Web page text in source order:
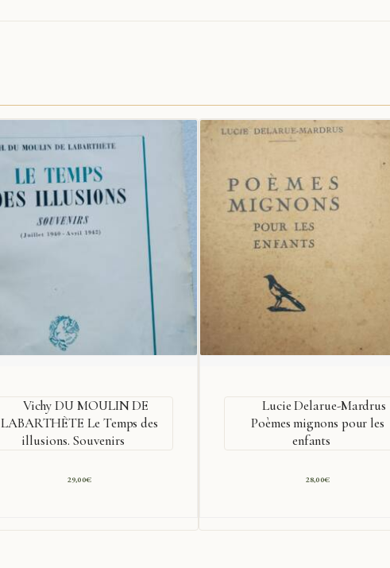
Vichy DU MOULIN DE
LABARTHÈTE Le Temps des
illusions. Souvenirs
29,00€
Lucie Delarue-Mardrus
Poèmes mignons pour les
enfants
28,00€